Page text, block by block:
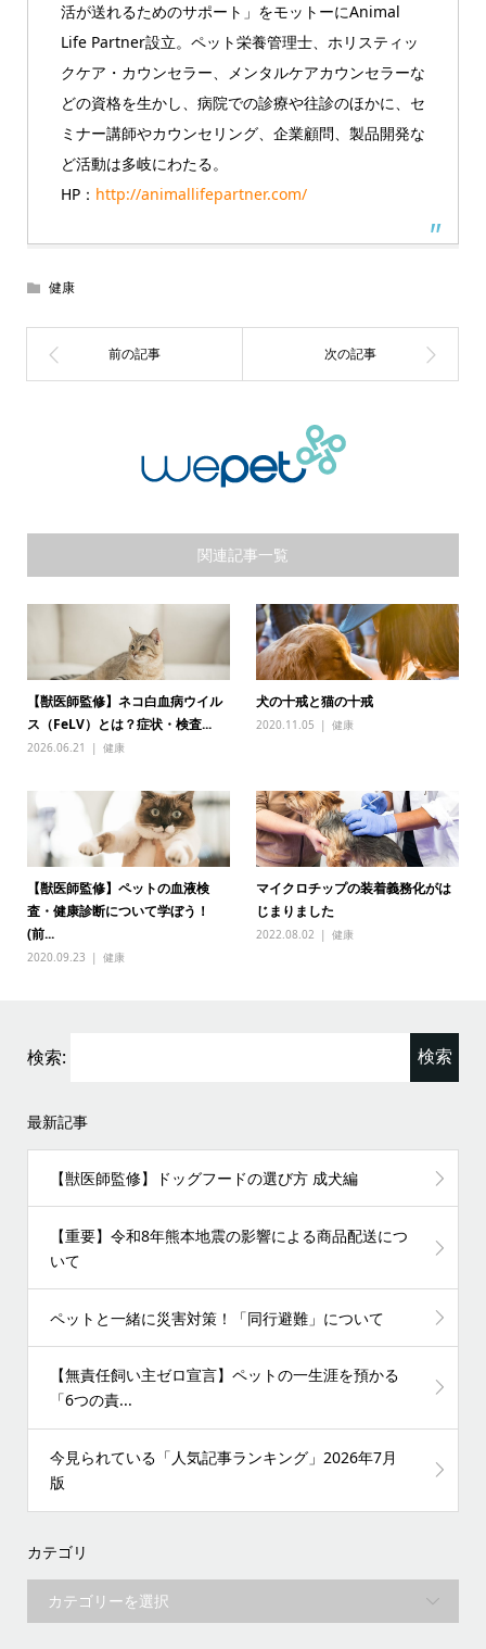
活が送れるためのサポート」をモットーにAnimal
Life Partner設立。ペット栄養管理士、ホリスティッ
クケア・カウンセラー、メンタルケアカウンセラーな
どの資格を生かし、病院での診療や往診のほかに、セ
ミナー講師やカウンセリング、企業顧問、製品開発な
ど活動は多岐にわたる。
HP： http://animallifepartner.com/
健康
関連記事一覧
【獣医師監修】ネコ白血病ウイル
ス（FeLV）とは？症状・検査...
2026.06.21 健康
犬の十戒と猫の十戒
2020.11.05 健康
【獣医師監修】ペットの血液検
査・健康診断について学ぼう！
(前...
2020.09.23 健康
マイクロチップの装着義務化がは
じまりました
2022.08.02 健康
検索:
最新記事
【獣医師監修】ドッグフードの選び方 成犬編
【重要】令和8年熊本地震の影響による商品配送につ
いて
ペットと一緒に災害対策！「同行避難」について
【無責任飼い主ゼロ宣言】ペットの一生涯を預かる
「6つの責...
今見られている「人気記事ランキング」2026年7月
版
カテゴリ